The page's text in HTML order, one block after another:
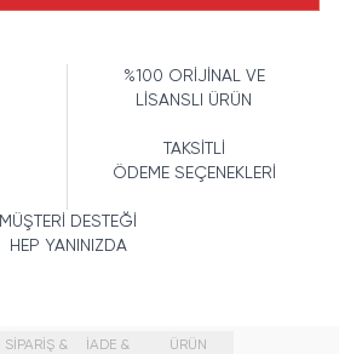
%100 ORİJİNAL VE
LİSANSLI ÜRÜN
TAKSİTLİ
ÖDEME SEÇENEKLERİ
MÜŞTERİ DESTEĞİ
HEP YANINIZDA
SİPARİŞ &
İADE &
ÜRÜN